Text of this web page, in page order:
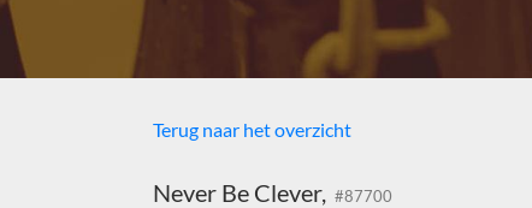
Terug naar het overzicht
Never Be Clever, #87700